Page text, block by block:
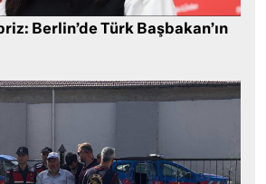
Berlin’de Türk Başbakan’ın